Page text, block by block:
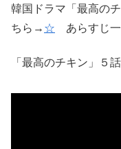
韓国ドラマ「最高の
ちら→ ☆ あらすじ
「最高のチキン」５